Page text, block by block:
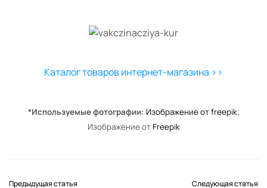
Каталог товаров интернет-магазина >>
*Используемые фотографии: Изображение от freepik;
Изображение от Freepik
Предыдущая статья Следующая статья